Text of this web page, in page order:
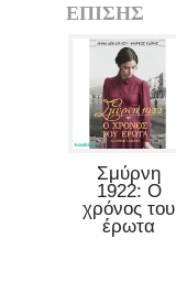
ΕΠΙΣΗΣ
Σμύρνη
1922: Ο
χρόνος του
έρωτα